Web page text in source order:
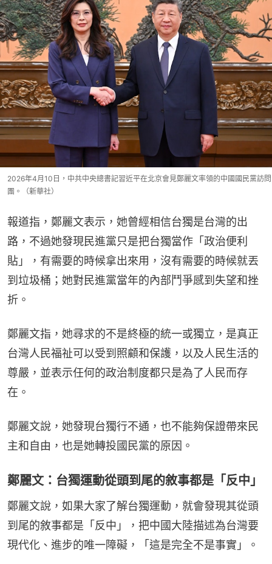
2026年4月10日，中共中央總書記習近平在北京會見鄭麗文率領的中國國民黨訪問
團。（新華社）
報道指，鄭麗文表示，她曾經相信台獨是台灣的出
路，不過她發現民進黨只是把台獨當作「政治便利
貼」，有需要的時候拿出來用，沒有需要的時候就丟
到垃圾桶；她對民進黨當年的內部鬥爭感到失望和挫
折。
鄭麗文指，她尋求的不是終極的統一或獨立，是真正
台灣人民福祉可以受到照顧和保護，以及人民生活的
尊嚴，並表示任何的政治制度都只是為了人民而存
在。
鄭麗文說，她發現台獨行不通，也不能夠保證帶來民
主和自由，也是她轉投國民黨的原因。
鄭麗文：台獨運動從頭到尾的敘事都是「反中」
鄭麗文說，如果大家了解台獨運動，就會發現其從頭
到尾的敘事都是「反中」，把中國大陸描述為台灣要
現代化、進步的唯一障礙，「這是完全不是事實」。